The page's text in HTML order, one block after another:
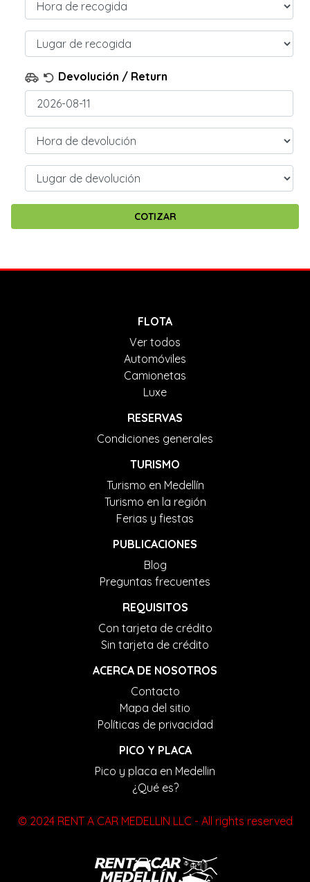
Devolución / Return
FLOTA
Ver todos
Automóviles
Camionetas
Luxe
RESERVAS
Condiciones generales
TURISMO
Turismo en Medellín
Turismo en la región
Ferias y fiestas
PUBLICACIONES
Blog
Preguntas frecuentes
REQUISITOS
Con tarjeta de crédito
Sin tarjeta de crédito
ACERCA DE NOSOTROS
Contacto
Mapa del sitio
Políticas de privacidad
PICO Y PLACA
Pico y placa en Medellin
¿Qué es?
© 2024 RENT A CAR MEDELLIN LLC - All rights reserved